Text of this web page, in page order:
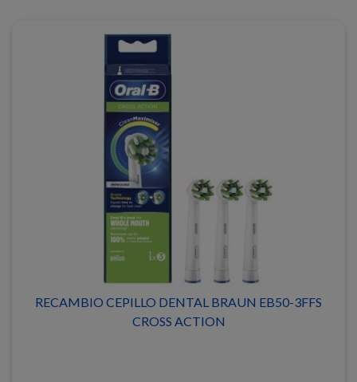
RECAMBIO CEPILLO DENTAL BRAUN EB50-3FFS
CROSS ACTION